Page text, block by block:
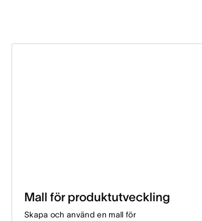
Mall för produktutveckling
Skapa och använd en mall för